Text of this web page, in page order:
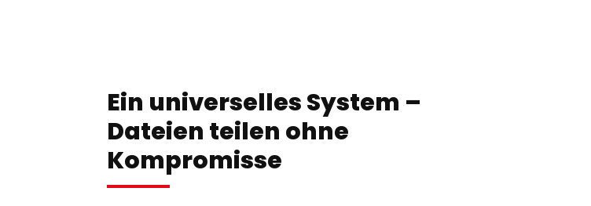
Ein universelles System –
Dateien teilen ohne
Kompromisse